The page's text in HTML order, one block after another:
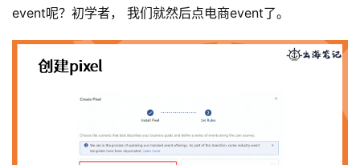
event呢？初学者， 我们就然后点电商event了。